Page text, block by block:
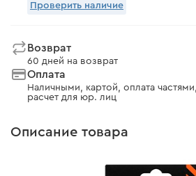
Проверить наличие
Возврат
60 дней на возврат
Оплата
Наличными, картой, оплата
расчет для юр. лиц
Описание товара